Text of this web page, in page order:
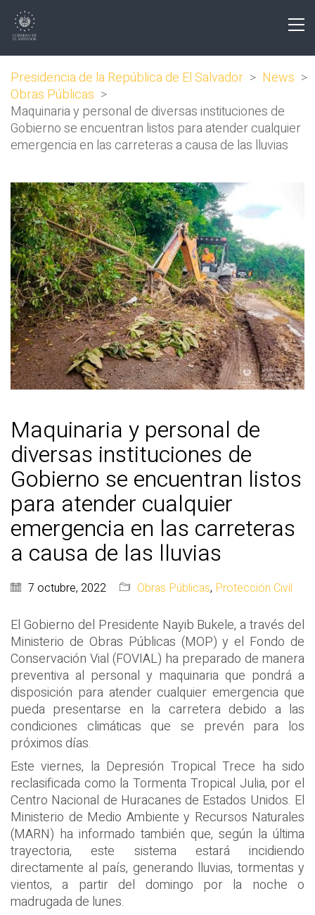
Presidencia de la República de El Salvador > News >
Obras Públicas >
Maquinaria y personal de diversas instituciones de
Gobierno se encuentran listos para atender cualquier
emergencia en las carreteras a causa de las lluvias
Maquinaria y personal de
diversas instituciones de
Gobierno se encuentran listos
para atender cualquier
emergencia en las carreteras
a causa de las lluvias
7 octubre, 2022 Obras Públicas, Protección Civil
El Gobierno del Presidente Nayib Bukele, a través del
Ministerio de Obras Públicas (MOP) y el Fondo de
Conservación Vial (FOVIAL) ha preparado de manera
preventiva al personal y maquinaria que pondrá a
disposición para atender cualquier emergencia que
pueda presentarse en la carretera debido a las
condiciones climáticas que se prevén para los
próximos días.
Este viernes, la Depresión Tropical Trece ha sido
reclasificada como la Tormenta Tropical Julia, por el
Centro Nacional de Huracanes de Estados Unidos. El
Ministerio de Medio Ambiente y Recursos Naturales
(MARN) ha informado también que, según la última
trayectoria, este sistema estará incidiendo
directamente al país, generando lluvias, tormentas y
vientos, a partir del domingo por la noche o
madrugada de lunes.